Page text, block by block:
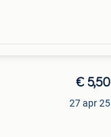
€ 5,50
27 apr 25